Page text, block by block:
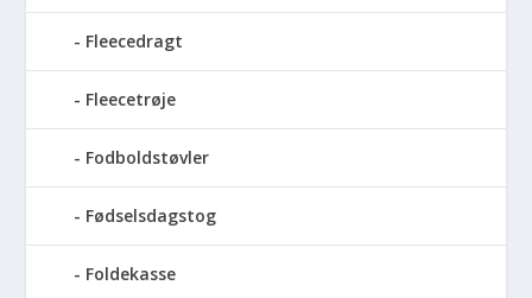
Fleecedragt
Fleecetrøje
Fodboldstøvler
Fødselsdagstog
Foldekasse